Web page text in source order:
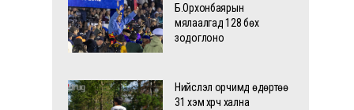
Б.Орхонбаярын
мялаалгад 128 бөх
зодоглоно
Нийслэл орчимд өдөртөө
31 хэм хүрч хална